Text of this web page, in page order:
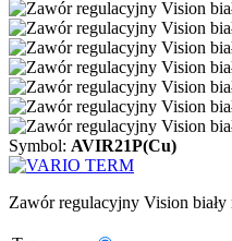
Symbol: AVIR21P(Cu)
Zawór regulacyjny Vision